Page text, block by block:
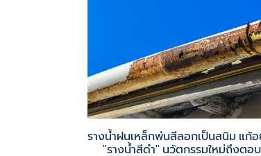
รางน้ำฝนเหล็กพ่นสีลอกเป็นสนิม แก้อ
"รางน้ำสีดำ" นวัตกรรมใหม่ถึงตอบ